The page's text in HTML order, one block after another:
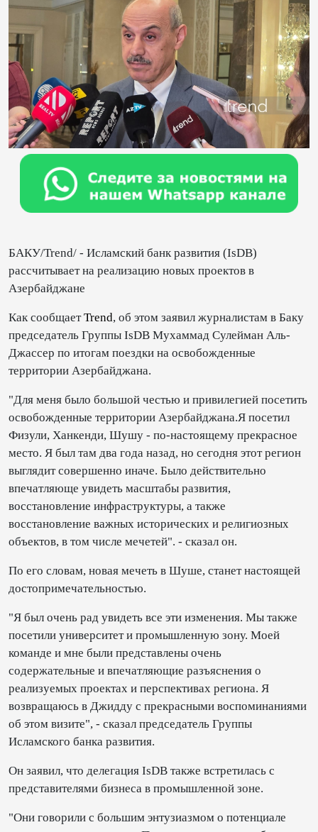
БАКУ/Trend/ - Исламский банк развития (IsDB)
рассчитывает на реализацию новых проектов в
Азербайджане
Как сообщаетTrend, об этом заявил журналистам в Баку
председатель Группы IsDB Мухаммад Сулейман Аль-
Джассер по итогам поездки на освобожденные
территории Азербайджана.
"Для меня было большой честью и привилегией посетить
освобожденные территории Азербайджана.Я посетил
Физули, Ханкенди, Шушу - по-настоящему прекрасное
место. Я был там два года назад, но сегодня этот регион
выглядит совершенно иначе. Было действительно
впечатляюще увидеть масштабы развития,
восстановление инфраструктуры, а также
восстановление важных исторических и религиозных
объектов, в том числе мечетей". - сказал он.
По его словам, новая мечеть в Шуше, станет настоящей
достопримечательностью.
"Я был очень рад увидеть все эти изменения. Мы также
посетили университет и промышленную зону. Моей
команде и мне были представлены очень
содержательные и впечатляющие разъяснения о
реализуемых проектах и перспективах региона. Я
возвращаюсь в Джидду с прекрасными воспоминаниями
об этом визите", - сказал председатель Группы
Исламского банка развития.
Он заявил, что делегация IsDB также встретилась с
представителями бизнеса в промышленной зоне.
"Они говорили с большим энтузиазмом о потенциале